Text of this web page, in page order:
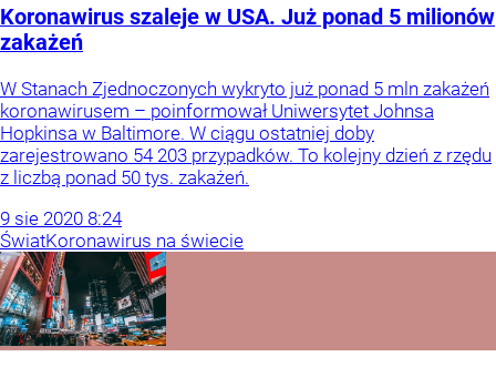
Koronawirus szaleje w USA. Już ponad 5 milionów
zakażeń
W Stanach Zjednoczonych wykryto już ponad 5 mln zakażeń
koronawirusem – poinformował Uniwersytet Johnsa
Hopkinsa w Baltimore. W ciągu ostatniej doby
zarejestrowano 54 203 przypadków. To kolejny dzień z rzędu
z liczbą ponad 50 tys. zakażeń.
9 sie 2020 8:24
ŚwiatKoronawirus na świecie